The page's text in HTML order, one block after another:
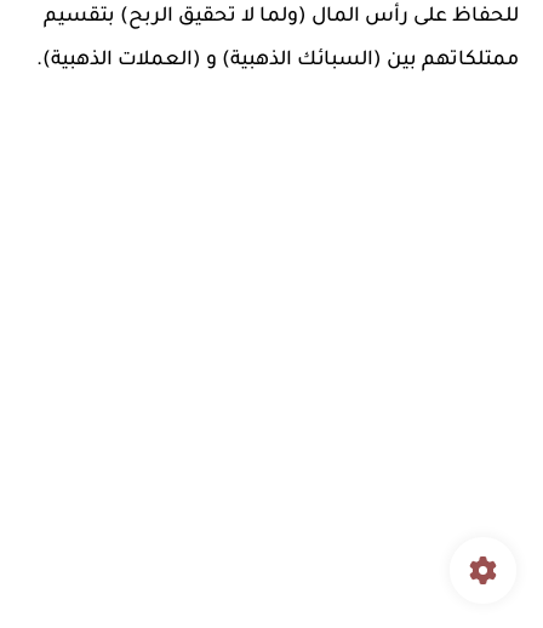
للحفاظ على رأس المال (ولما لا تحقيق الربح) بتقسيم
ممتلكاتهم بين (السبائك الذهبية) و (العملات الذهبية).